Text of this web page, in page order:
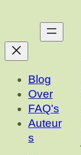
de
inhoud
Blog
Over
FAQ's
Auteur
s